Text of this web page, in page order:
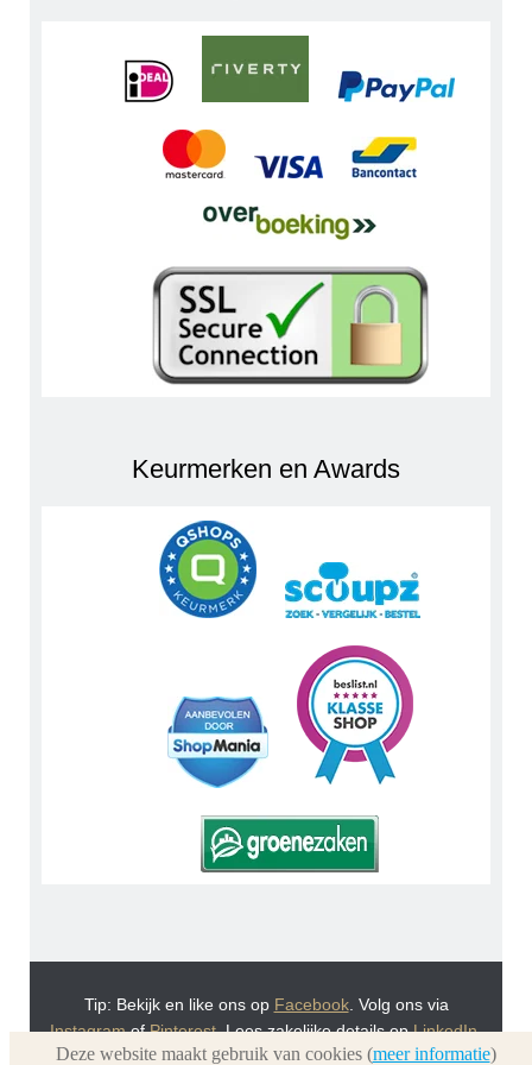
Keurmerken en Awards
Tip: Bekijk en like ons op Facebook. Volg ons via
InstagramofPinterest. Lees zakelijke details opLinkedIn.
Of bekijk Urnwebshop.nl instructie video's viaYou Tube.
Deze website maakt gebruik van cookies (meer informatie)